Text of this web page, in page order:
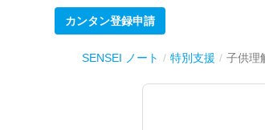
カンタン登録申請
SENSEI ノート 特別支援 子供理